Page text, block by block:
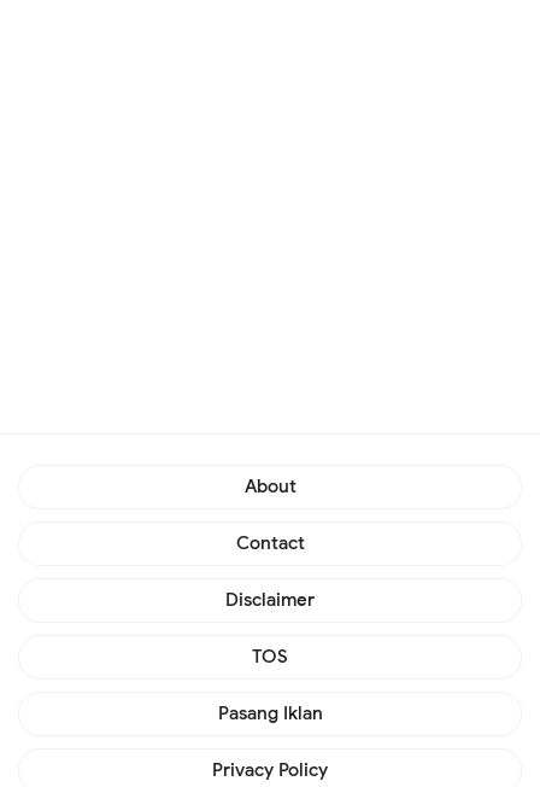
About
Contact
Disclaimer
TOS
Pasang Iklan
Privacy Policy